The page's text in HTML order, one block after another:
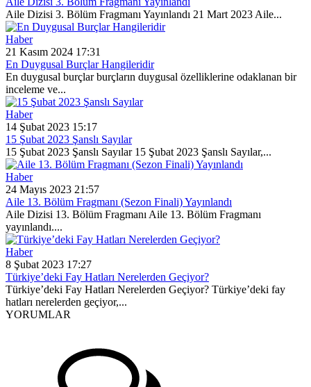
Aile Dizisi 3. Bölüm Fragmanı Yayınlandı 21 Mart 2023 Aile...
Haber
21 Kasım 2024 17:31
En Duygusal Burçlar Hangileridir
En duygusal burçlar burçların duygusal özelliklerine odaklanan bir
inceleme ve...
Haber
14 Şubat 2023 15:17
15 Şubat 2023 Şanslı Sayılar
15 Şubat 2023 Şanslı Sayılar 15 Şubat 2023 Şanslı Sayılar,...
Haber
24 Mayıs 2023 21:57
Aile 13. Bölüm Fragmanı (Sezon Finali) Yayınlandı
Aile Dizisi 13. Bölüm Fragmanı Aile 13. Bölüm Fragmanı
yayınlandı....
Haber
8 Şubat 2023 17:27
Türkiye’deki Fay Hatları Nerelerden Geçiyor?
Türkiye’deki Fay Hatları Nerelerden Geçiyor? Türkiye’deki fay
hatları nerelerden geçiyor,...
YORUMLAR